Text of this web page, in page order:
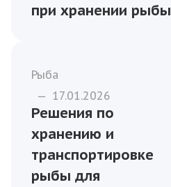
при хранении рыбы
Рыба
— 17.01.2026
Решения по
хранению и
транспортировке
рыбы для